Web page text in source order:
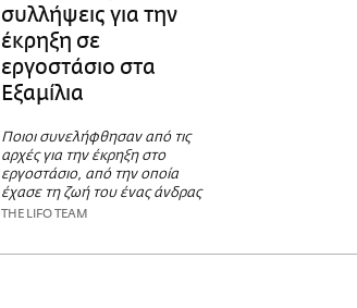
συλλήψεις για την
έκρηξη σε
εργοστάσιο στα
Εξαμίλια
Ποιοι συνελήφθησαν από τις
αρχές για την έκρηξη στο
εργοστάσιο, από την οποία
έχασε τη ζωή του ένας άνδρας
THE LIFO TEAM